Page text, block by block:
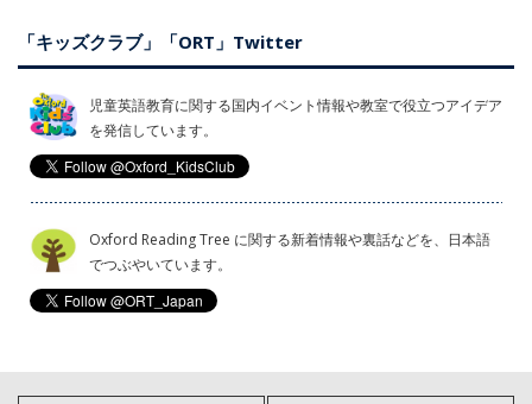
「キッズクラブ」「ORT」Twitter
児童英語教育に関する国内イベント情報や教室で役立つアイデア
を発信しています。
Oxford Reading Tree に関する新着情報や裏話などを、日本語
でつぶやいています。